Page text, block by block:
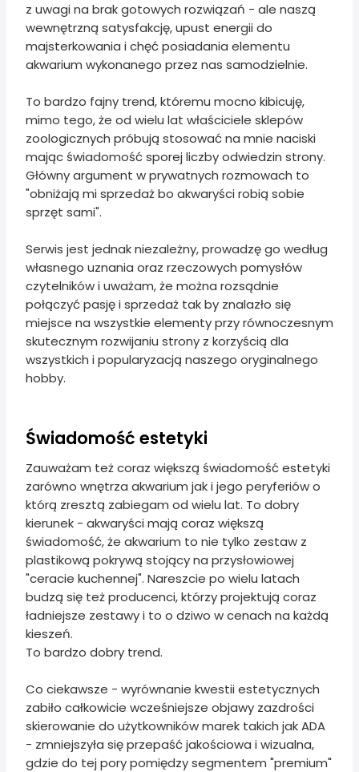
z uwagi na brak gotowych rozwiązań - ale naszą
wewnętrzną satysfakcję, upust energii do
majsterkowania i chęć posiadania elementu
akwarium wykonanego przez nas samodzielnie.
To bardzo fajny trend, któremu mocno kibicuję,
mimo tego, że od wielu lat właściciele sklepów
zoologicznych próbują stosować na mnie naciski
mając świadomość sporej liczby odwiedzin strony.
Główny argument w prywatnych rozmowach to
"obniżają mi sprzedaż bo akwaryści robią sobie
sprzęt sami".
Serwis jest jednak niezależny, prowadzę go według
własnego uznania oraz rzeczowych pomysłów
czytelników i uważam, że można rozsądnie
połączyć pasję i sprzedaż tak by znalazło się
miejsce na wszystkie elementy przy równoczesnym
skutecznym rozwijaniu strony z korzyścią dla
wszystkich i popularyzacją naszego oryginalnego
hobby.
Świadomość estetyki
Zauważam też coraz większą świadomość estetyki
zarówno wnętrza akwarium jak i jego peryferiów o
którą zresztą zabiegam od wielu lat. To dobry
kierunek - akwaryści mają coraz większą
świadomość, że akwarium to nie tylko zestaw z
plastikową pokrywą stojący na przysłowiowej
"ceracie kuchennej". Nareszcie po wielu latach
budzą się też producenci, którzy projektują coraz
ładniejsze zestawy i to o dziwo w cenach na każdą
kieszeń.
To bardzo dobry trend.
Co ciekawsze - wyrównanie kwestii estetycznych
zabiło całkowicie wcześniejsze objawy zazdrości
skierowanie do użytkowników marek takich jak ADA
- zmniejszyła się przepaść jakościowa i wizualna,
gdzie do tej pory pomiędzy segmentem "premium"